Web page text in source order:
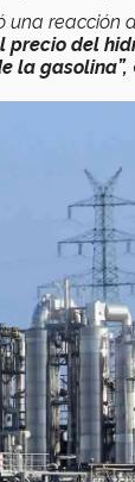
una reacción
precio del
la gasolina”,